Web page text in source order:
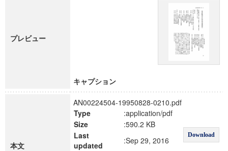
プレビュー
キャプション
本文
AN00224504-19950828-0210.pdf
Type
:application/pdf
Download
Size
:590.2 KB
Last
updated
:Sep 29, 2016